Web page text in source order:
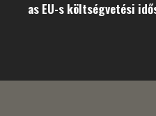
as EU-s költségvetési